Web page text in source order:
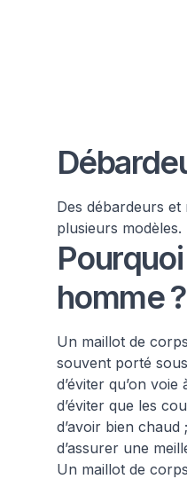
Des débardeurs
plusieurs
homme ?
Un maillot de
souvent porté
d’éviter qu’on
d’éviter que les
d’avoir bien chaud ;
d’assurer une
Un maillot de